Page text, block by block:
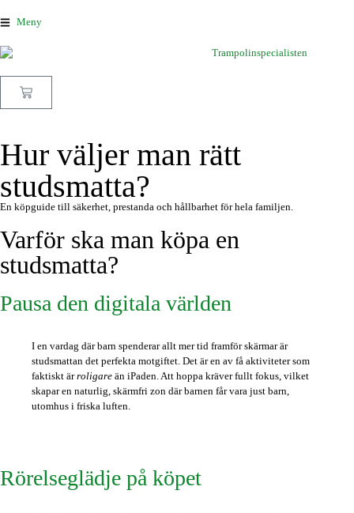
Meny
Hur väljer man rätt
studsmatta?
En köpguide till säkerhet, prestanda och hållbarhet för hela familjen.
Varför ska man köpa en
studsmatta?
Pausa den digitala världen
I en vardag där barn spenderar allt mer tid framför skärmar är
studsmattan det perfekta motgiftet. Det är en av få aktiviteter som
faktiskt ärroligare än iPaden. Att hoppa kräver fullt fokus, vilket
skapar en naturlig, skärmfri zon där barnen får vara just barn,
utomhus i friska luften.
Rörelseglädje på köpet